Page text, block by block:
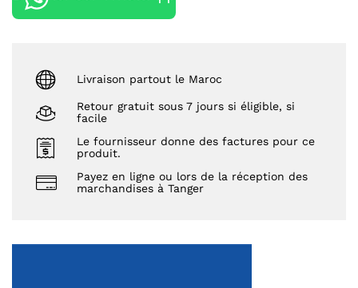
Livraison partout le Maroc
Retour gratuit sous 7 jours si éligible, si
facile
Le fournisseur donne des factures pour ce
produit.
Payez en ligne ou lors de la réception des
marchandises à Tanger